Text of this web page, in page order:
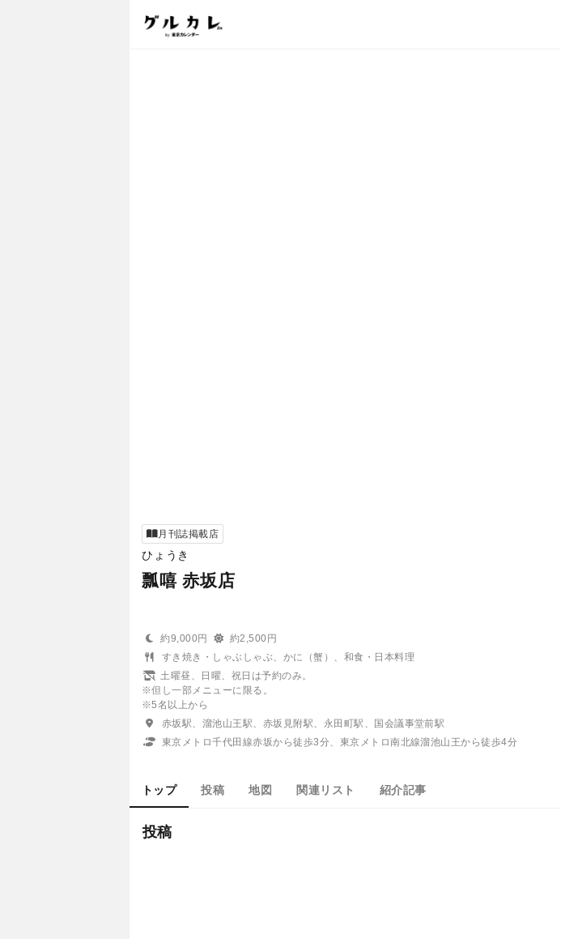
月刊誌掲載店
ひょうき
瓢嘻 赤坂店
約9,000円
約2,500円
すき焼き・しゃぶしゃぶ、かに（蟹）、和食・日本料理
土曜昼、日曜、祝日は予約のみ。
※但し一部メニューに限る。
※5名以上から
赤坂駅、溜池山王駅、赤坂見附駅、永田町駅、国会議事堂前駅
東京メトロ千代田線赤坂から徒歩3分、東京メトロ南北線溜池山王から徒歩4分
トップ 投稿 地図 関連リスト 紹介記事
投稿